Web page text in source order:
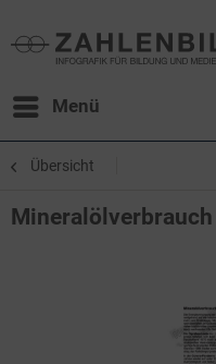
Menü
Übersicht
Mineralölverbrauch